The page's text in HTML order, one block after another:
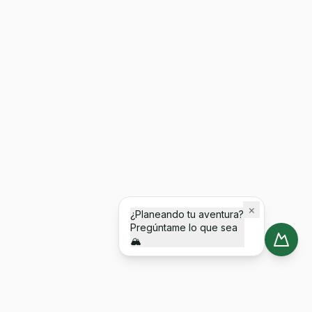
×
¿Planeando tu aventura?
Pregúntame lo que sea
🏔️